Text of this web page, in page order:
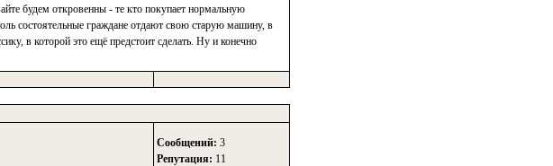
будем откровенны - те кто покупает нормальную
состоятельные граждане отдают свою старую машину, в
в которой это ещё предстоит сделать. Ну и конечно
Сообщений: 3
Репутация: 11